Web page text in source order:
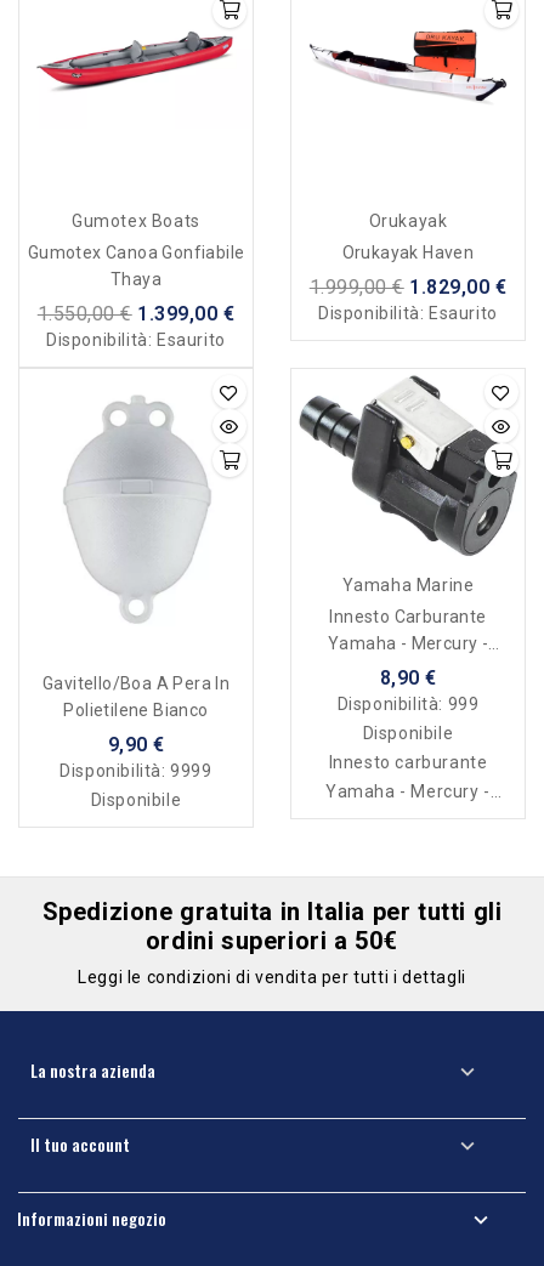
Gumotex Boats
Gumotex Canoa Gonfiabile
Thaya
1.550,00 € 1.399,00 €
Disponibilità: Esaurito
Orukayak
Orukayak Haven
1.999,00 € 1.829,00 €
Disponibilità: Esaurito
Gavitello/boa A Pera In
Polietilene Bianco
9,90 €
Disponibilità:9999
Disponibile
Yamaha Marine
Innesto Carburante
Yamaha - Mercury -
Mariner - Tohatsu
8,90 €
Disponibilità: 999
Disponibile
Innesto carburante
Yamaha - Mercury -
Mariner - Tohatsu
Spedizione gratuita in Italia per tutti gli
ordini superiori a 50€
Leggi le condizioni di vendita per tutti i dettagli
La nostra azienda 
Il tuo account 
Informazioni negozio 